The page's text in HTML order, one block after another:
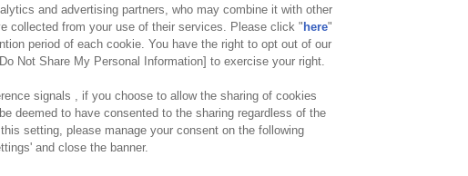
食品のご提供について カスタマーハラスメント対応方針
and advertising partners, who may combine it with other
collected from your use of their services. Please click " here"
period of each cookie. You have the right to opt out of our
Not Share My Personal Information] to exercise your right.
signals , if you choose to allow the sharing of cookies
deemed to have consented to the sharing regardless of the
setting, please manage your consent on the following
and close the banner.